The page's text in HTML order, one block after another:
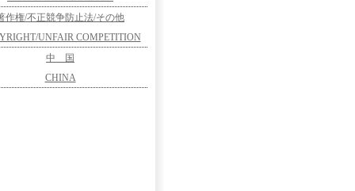
作権/不正競争防止法/その他
UNFAIR COMPETITION
PREVENTION/OTHERS
OTHERS
中 国
CHINA